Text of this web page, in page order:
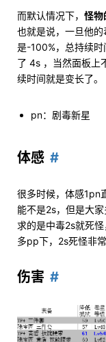
而默认情况下， 怪物
也就是说，一旦他
是-100%，总持续
了 4s ，当然面板上
续时间就是变长了。
pn：剧毒新星
体感
很多时候，体感1pn
能不是2s，但是大
求的是中毒2s就死
多pp下，2s死怪非
伤害